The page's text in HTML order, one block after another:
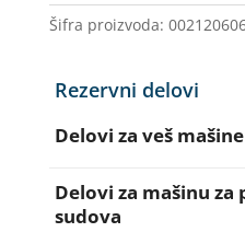
količina
Šifra proizvoda:
Rezervni delovi
Delovi za veš mašine
Amortizeri za veš
Delovi za mašinu za
sudova